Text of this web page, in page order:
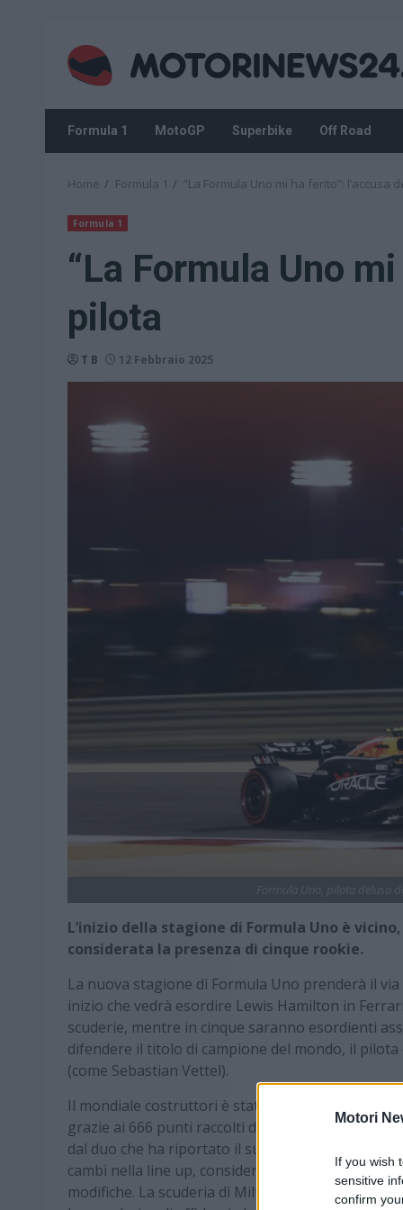
Motori
If you wish
sensitive
confirm
content
Formula 1 MotoGP Superbike Off Road
Home Formula 1 “La Formula Uno mi ha ferito”: l’accusa
Formula 1
“La Formula Uno
pilota
T B 12 Febbraio 2025
L’inizio della stagione di Formula Uno è
considerata la presenza di cinque rookie.
La nuova stagione di Formula Uno prenderà il
inizio che vedrà esordire Lewis Hamilton in
scuderie, mentre in cinque saranno esordienti
difendere il titolo di campione del mondo, il
(come Sebastian Vettel).
Il mondiale costruttori è stato vinto dalla
grazie ai 666 punti raccolti dalla coppia Lando
dal duo che ha riportato il successo a Woking e
cambi nella line up, considerato che oltre alla
modifiche. La scuderia di Milton Keynes ha